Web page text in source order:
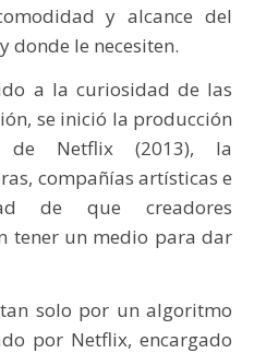
y alcance del
donde le necesiten.
a la curiosidad de las
se inició la producción
Netflix (2013), la
compañías artísticas e
de que creadores
tener un medio para dar
solo por un algoritmo
por Netflix, encargado